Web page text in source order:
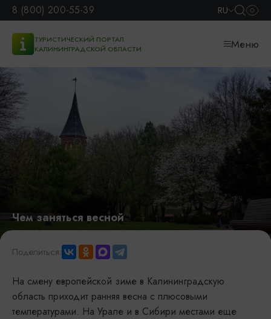
8 (800) 200-55-39 RU
ТУРИСТИЧЕСКИЙ ПОРТАЛ
КАЛИНИНГРАДСКОЙ ОБЛАСТИ
Меню
Чем заняться весной
Поделиться:
На смену европейской зиме в Калининградскую
область приходит ранняя весна с плюсовыми
температурами. На Урале и в Сибири местами еще